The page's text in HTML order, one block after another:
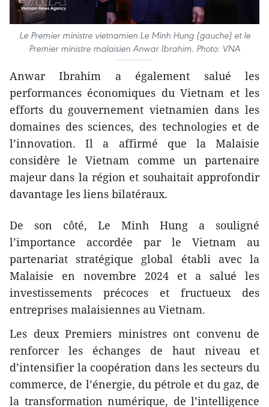
Le Premier ministre vietnamien Le Minh Hung (gauche) et le
Premier ministre malaisien Anwar Ibrahim. Photo: VNA
Anwar Ibrahim a également salué les
performances économiques du Vietnam et les
efforts du gouvernement vietnamien dans les
domaines des sciences, des technologies et de
l’innovation. Il a affirmé que la Malaisie
considère le Vietnam comme un partenaire
majeur dans la région et souhaitait approfondir
davantage les liens bilatéraux.​
De son côté, Le Minh Hung a souligné
l’importance accordée par le Vietnam au
partenariat stratégique global établi avec la
Malaisie en novembre 2024 et a salué les
investissements précoces et fructueux des
entreprises malaisiennes au Vietnam.
Les deux Premiers ministres ont convenu de
renforcer les échanges de haut niveau et
d’intensifier la coopération dans les secteurs du
commerce, de l’énergie, du pétrole et du gaz, de
la transformation numérique, de l’intelligence